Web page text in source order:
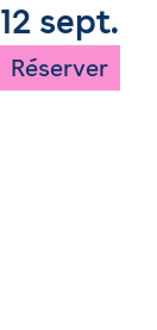
12 sept.
Réserver